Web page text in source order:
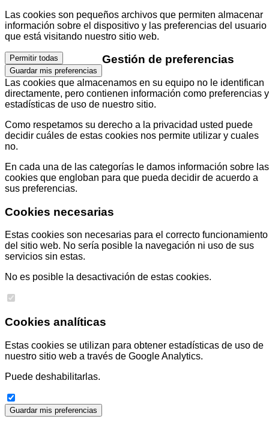
Las cookies son pequeños archivos que permiten almacenar
información sobre el dispositivo y las preferencias del usuario
que está visitando nuestro sitio web.
Permitir todas
Guardar mis preferencias
Gestión de preferencias
Las cookies que almacenamos en su equipo no le identifican
directamente, pero contienen información como preferencias y
estadísticas de uso de nuestro sitio.
Como respetamos su derecho a la privacidad usted puede
decidir cuáles de estas cookies nos permite utilizar y cuales
no.
En cada una de las categorías le damos información sobre las
cookies que engloban para que pueda decidir de acuerdo a
sus preferencias.
Cookies necesarias
Estas cookies son necesarias para el correcto funcionamiento
del sitio web. No sería posible la navegación ni uso de sus
servicios sin estas.
No es posible la desactivación de estas cookies.
Cookies analíticas
Estas cookies se utilizan para obtener estadísticas de uso de
nuestro sitio web a través de Google Analytics.
Puede deshabilitarlas.
Guardar mis preferencias